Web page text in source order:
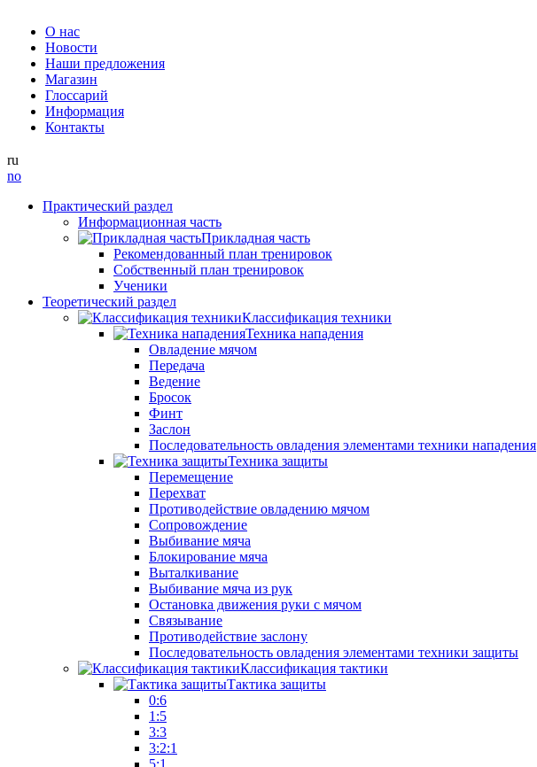
О нас
Новости
Наши предложения
Магазин
Глоссарий
Информация
Контакты
ru
no
Практический раздел
Информационная часть
Прикладная часть
Рекомендованный план тренировок
Собственный план тренировок
Ученики
Теоретический раздел
Классификация техники
Техника нападения
Овладение мячом
Передача
Ведение
Бросок
Финт
Заслон
Последовательность овладения элементами техники нападения
Техника защиты
Перемещение
Перехват
Противодействие овладению мячом
Сопровождение
Выбивание мяча
Блокирование мяча
Выталкивание
Выбивание мяча из рук
Остановка движения руки с мячом
Связывание
Противодействие заслону
Последовательность овладения элементами техники защиты
Классификация тактики
Тактика защиты
0:6
1:5
3:3
3:2:1
5:1